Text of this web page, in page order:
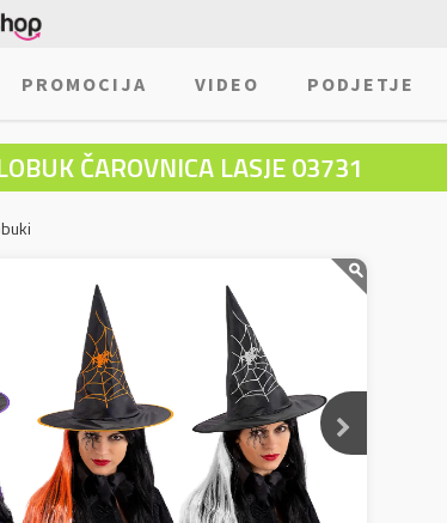
PROMOCIJA VIDEO PODJETJE
ČAROVNICA LASJE 03731